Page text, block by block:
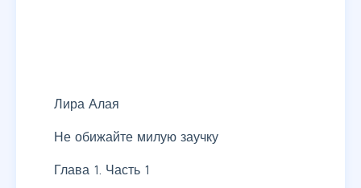
Лира Алая
Не обижайте милую заучку
Глава 1. Часть 1